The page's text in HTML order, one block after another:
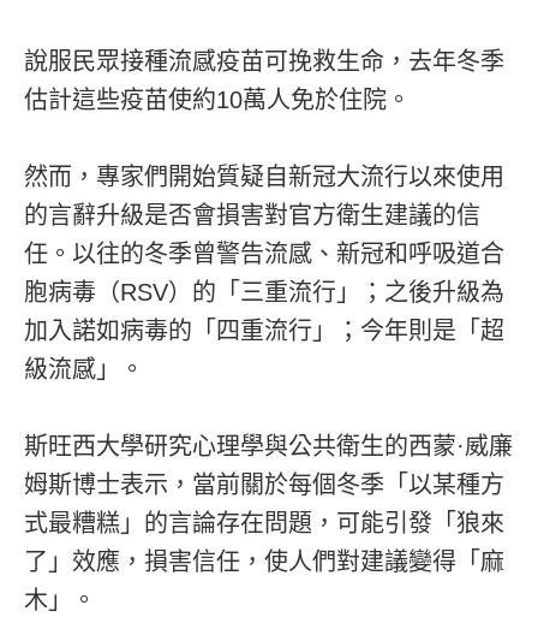
說服民眾接種流感疫苗可挽救生命，去年冬季
估計這些疫苗使約10萬人免於住院。
然而，專家們開始質疑自新冠大流行以來使用
的言辭升級是否會損害對官方衛生建議的信
任。以往的冬季曾警告流感、新冠和呼吸道合
胞病毒（RSV）的「三重流行」；之後升級為
加入諾如病毒的「四重流行」；今年則是「超
級流感」。
斯旺西大學研究心理學與公共衛生的西蒙·威廉
姆斯博士表示，當前關於每個冬季「以某種方
式最糟糕」的言論存在問題，可能引發「狼來
了」效應，損害信任，使人們對建議變得「麻
木」。